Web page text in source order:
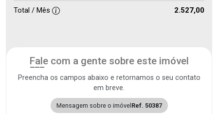
Total / Mês
2.527,00
Fale com a gente sobre este imóvel
Preencha os campos abaixo e retornamos o seu contato
em breve.
Mensagem sobre o imóvelRef. 50387